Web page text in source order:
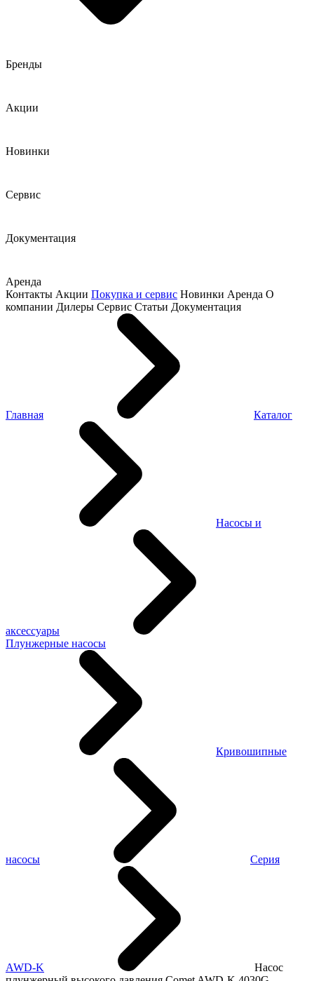
Бренды
Акции
Новинки
Сервис
Документация
Аренда
Контакты Акции Покупка и сервис Новинки Аренда О
компании Дилеры Сервис Статьи Документация
Главная Каталог
Насосы и
аксессуары
Плунжерные насосы
Кривошипные
насосы Серия
AWD-K
Насос